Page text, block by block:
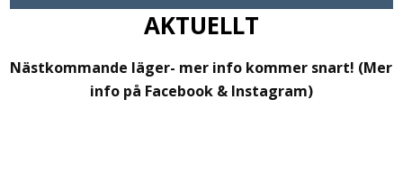
AKTUELLT
Nästkommande läger- mer info kommer snart! (Mer
info på Facebook & Instagram)